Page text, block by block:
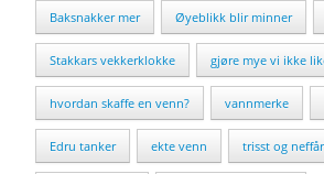
Baksnakker mer Øyeblikk blir minner
Stakkars vekkerklokke gjøre mye vi ikke
hvordan skaffe en venn? vannmerke
Edru tanker ekte venn trisst og neffår